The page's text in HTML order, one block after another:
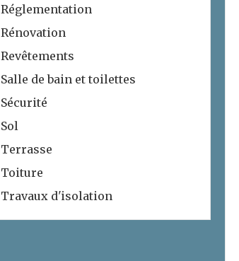
Réglementation
Rénovation
Revêtements
Salle de bain et toilettes
Sécurité
Sol
Terrasse
Toiture
Travaux d'isolation